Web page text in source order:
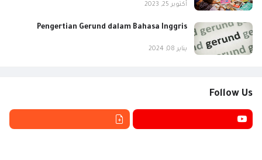
أكتوبر 25, 2023
Pengertian Gerund dalam Bahasa Inggris
يناير 08, 2024
Follow Us